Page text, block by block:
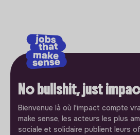
No bullshit, just
Bienvenue là où l'impact compte
make sense, les acteurs les plus
sociale et solidaire publient leurs